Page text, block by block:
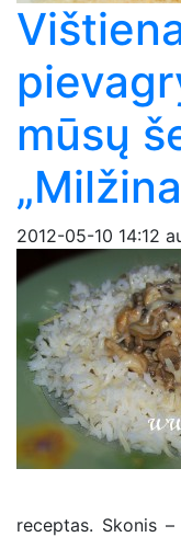
mūsų
2012-05-10 14:12
receptas. Skonis